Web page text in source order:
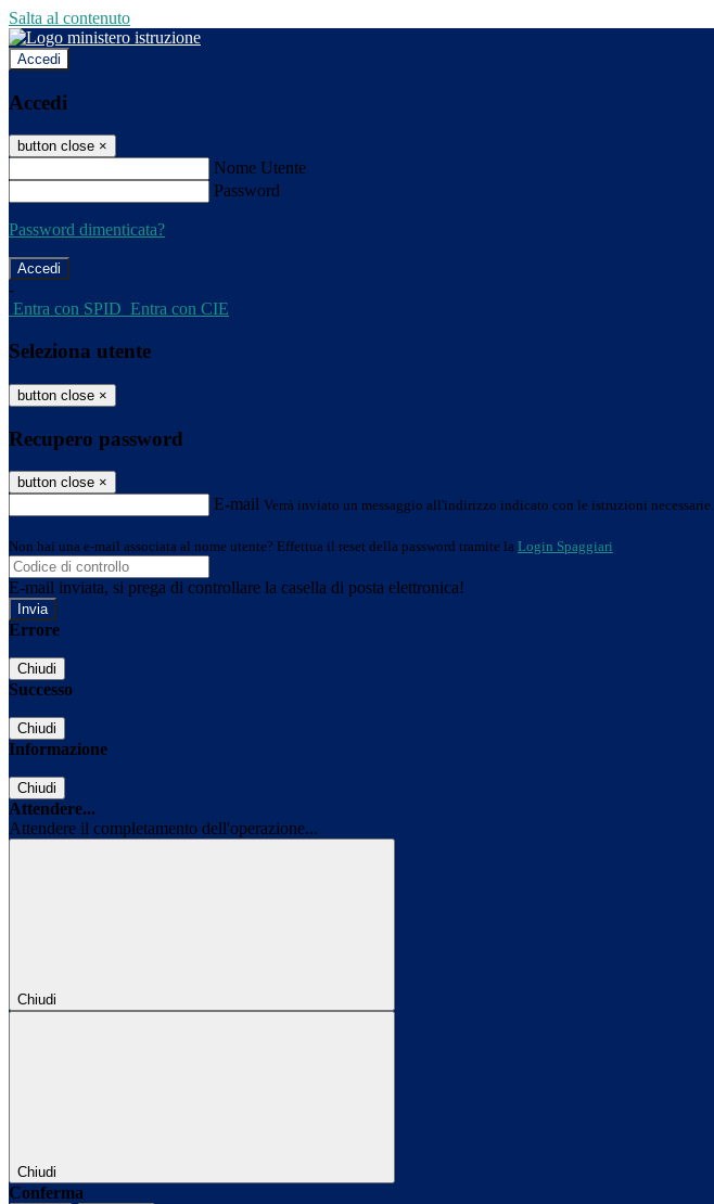
Salta al contenuto
Accedi
Accedi
button close ×
Nome Utente
Password
Password dimenticata?
-
Entra con SPID Entra con CIE
Seleziona utente
button close ×
Recupero password
button close ×
E-mail Verrà inviato un messaggio all'indirizzo indicato con le istruzioni necessarie.
Non hai una e-mail associata al nome utente? Effettua il reset della password tramite la Login Spaggiari
E-mail inviata, si prega di controllare la casella di posta elettronica!
Errore
Chiudi
Successo
Chiudi
Informazione
Chiudi
Attendere...
Attendere il completamento dell'operazione...
Chiudi
Chiudi
Conferma